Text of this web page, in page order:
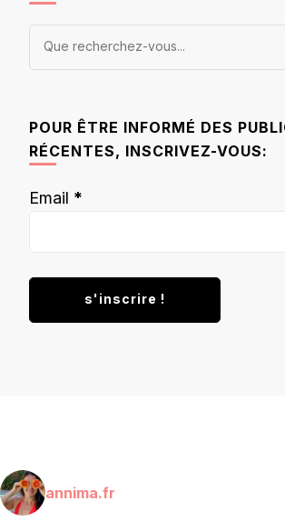
Vous
POUR ÊTRE INFORMÉ DES
RÉCENTES, INSCRIVEZ-VOUS:
Email *
annima.fr